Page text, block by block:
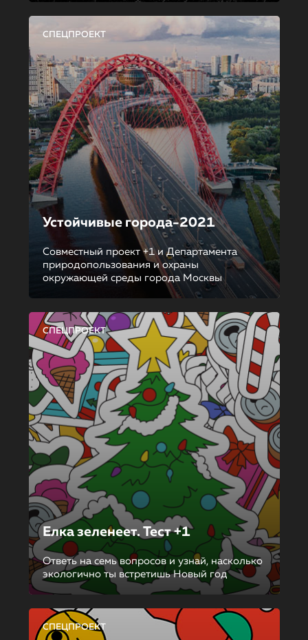
СПЕЦПРОЕКТ
Устойчивые города-2021
Совместный проект +1 и Департамента
природопользования и охраны
окружающей среды города Москвы
СПЕЦПРОЕКТ
Елка зеленеет. Тест +1
Ответь на семь вопросов и узнай, насколько
экологично ты встретишь Новый год
СПЕЦПРОЕКТ